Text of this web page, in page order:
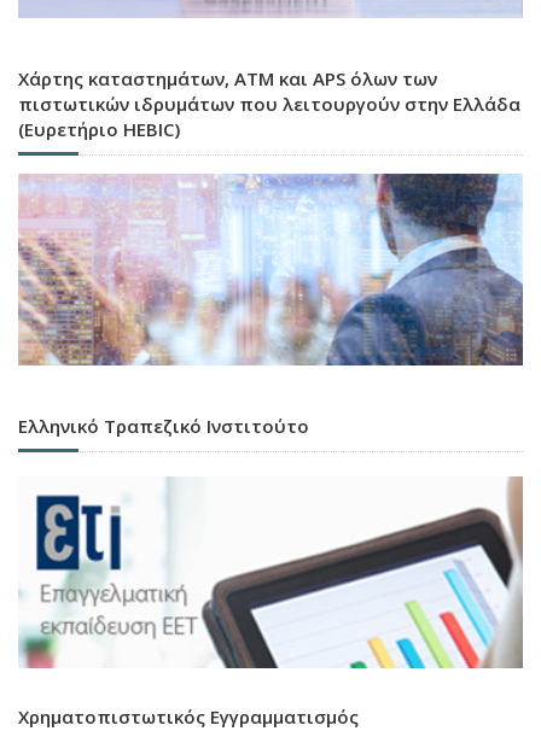
Χάρτης καταστημάτων, ATM και APS όλων των
πιστωτικών ιδρυμάτων που λειτουργούν στην Ελλάδα
(Ευρετήριο HEBIC)
Ελληνικό Τραπεζικό Ινστιτούτο
Χρηματοπιστωτικός Εγγραμματισμός